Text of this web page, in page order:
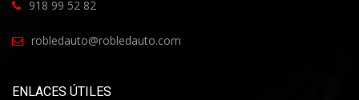
918 99 52 82
robledauto@robledauto.com
ENLACES ÚTILES